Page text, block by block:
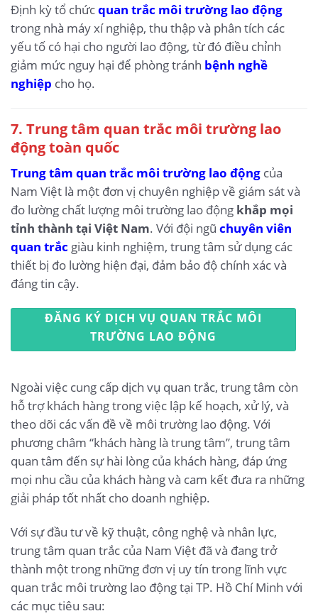
Định kỳ tổ chứcquan trắc môi trường lao động
trong nhà máy xí nghiệp, thu thập và phân tích các
yếu tố có hại cho người lao động, từ đó điều chỉnh
giảm mức nguy hại để phòng tránh bệnh nghề
nghiệp cho họ.
7. Trung tâm quan trắc môi trường lao
động toàn quốc
Trung tâm quan trắc môi trường lao động của
Nam Việt là một đơn vị chuyên nghiệp về giám sát và
đo lường chất lượng môi trường lao động khắp mọi
tỉnh thành tại Việt Nam. Với đội ngũ chuyên viên
quan trắc giàu kinh nghiệm, trung tâm sử dụng các
thiết bị đo lường hiện đại, đảm bảo độ chính xác và
đáng tin cậy.
ĐĂNG KÝ DỊCH VỤ QUAN TRẮC MÔI
TRƯỜNG LAO ĐỘNG
Ngoài việc cung cấp dịch vụ quan trắc, trung tâm còn
hỗ trợ khách hàng trong việc lập kế hoạch, xử lý, và
theo dõi các vấn đề về môi trường lao động. Với
phương châm “khách hàng là trung tâm”, trung tâm
quan tâm đến sự hài lòng của khách hàng, đáp ứng
mọi nhu cầu của khách hàng và cam kết đưa ra những
giải pháp tốt nhất cho doanh nghiệp.
Với sự đầu tư về kỹ thuật, công nghệ và nhân lực,
trung tâm quan trắc của Nam Việt đã và đang trở
thành một trong những đơn vị uy tín trong lĩnh vực
quan trắc môi trường lao động tại TP. Hồ Chí Minh với
các mục tiêu sau: